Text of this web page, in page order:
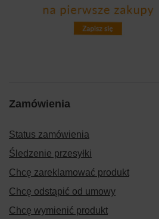
Zamówienia
Status zamówienia
Śledzenie przesyłki
Chcę zareklamować produkt
Chcę odstąpić od umowy
Chcę wymienić produkt